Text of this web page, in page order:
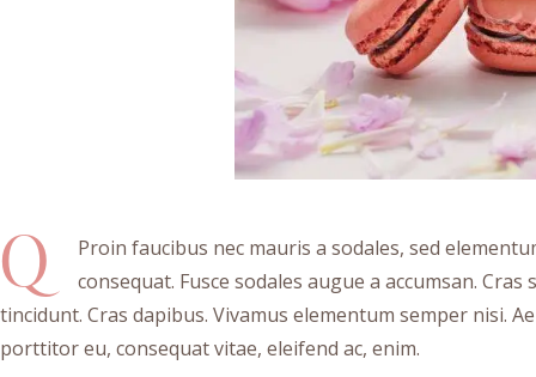
Q
Proin faucibus nec mauris a sodales, sed
consequat. Fusce sodales augue a accumsan.
tincidunt. Cras dapibus. Vivamus elementum semper nisi.
porttitor eu, consequat vitae, eleifend ac, enim.